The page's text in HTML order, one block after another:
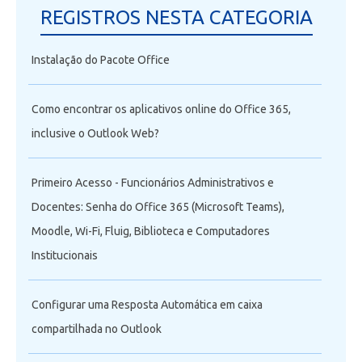
REGISTROS NESTA CATEGORIA
Instalação do Pacote Office
Como encontrar os aplicativos online do Office 365,
inclusive o Outlook Web?
Primeiro Acesso - Funcionários Administrativos e
Docentes: Senha do Office 365 (Microsoft Teams),
Moodle, Wi-Fi, Fluig, Biblioteca e Computadores
Institucionais
Configurar uma Resposta Automática em caixa
compartilhada no Outlook